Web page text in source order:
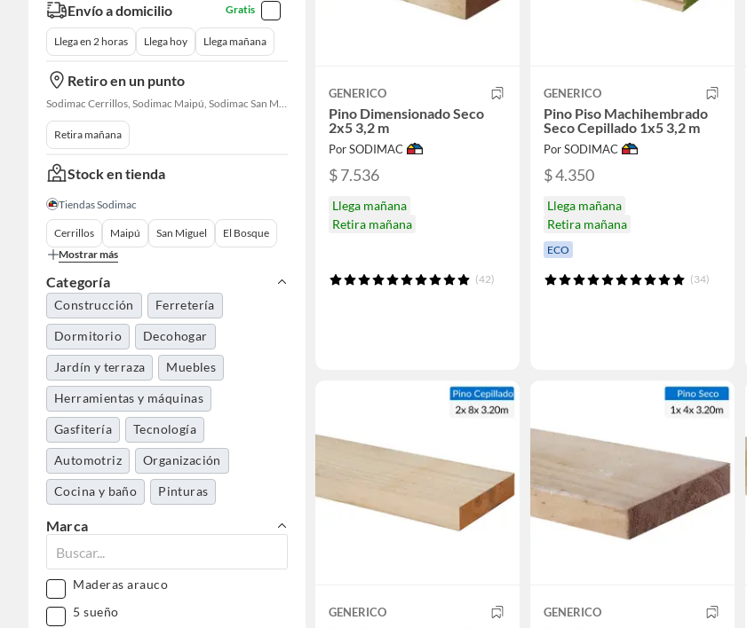
Envío a domicilio Gratis
Llega en 2 horas Llega hoy Llega mañana
Retiro en un punto
Sodimac Cerrillos, Sodimac Maipú, Sodimac San Miguel, Sodimac El Bosque, Sodimac San Bernardo, Constructor Cantagallo, Sodimac Talagante, Sodimac San Fernando
Retira mañana
Stock en tienda
Tiendas Sodimac
Cerrillos Maipú San Miguel
El Bosque
Mostrar más
Categoría
Construcción Ferretería
Dormitorio Decohogar
Jardín y terraza Muebles
Herramientas y máquinas
Gasfitería Tecnología
Automotriz Organización
Cocina y baño Pinturas
Electrohogar
Mascotas
Marca
Maderas arauco
5 sueño
GENERICO
Pino Dimensionado Seco
2x5 3,2 m
Por SODIMAC
$ 7.536
Llega mañana
Retira mañana
(42)
GENERICO
Pino Piso Machihembrado
Seco Cepillado 1x5 3,2 m
Por SODIMAC
$ 4.350
Llega mañana
Retira mañana
ECO
(34)
GENERICO GENERICO